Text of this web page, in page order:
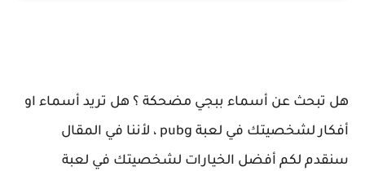
هل تبحث عن أسماء ببجي مضحكة ؟ هل تريد أسماء او
أفكار لشخصيتك في لعبة pubg ، لأننا في المقال
سنقدم لكم أفضل الخيارات لشخصيتك في لعبة